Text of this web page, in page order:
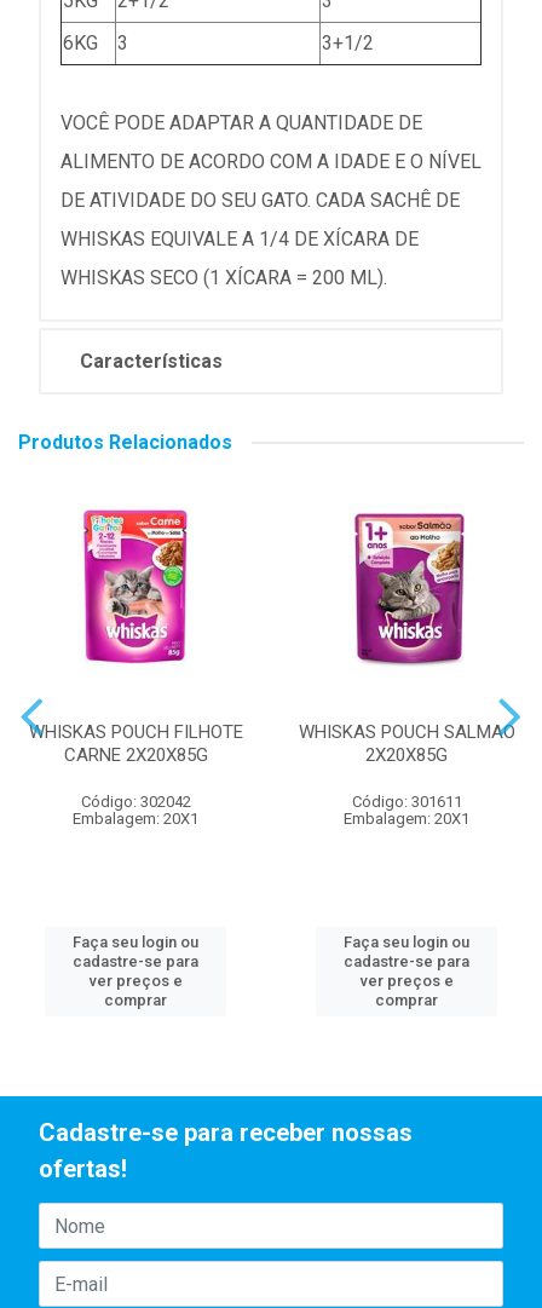
6KG
3 3+1/2
VOCÊ PODE ADAPTAR A QUANTIDADE DE
ALIMENTO DE ACORDO COM A IDADE E O NÍVEL
DE ATIVIDADE DO SEU GATO. CADA SACHÊ DE
WHISKAS EQUIVALE A 1/4 DE XÍCARA DE
WHISKAS SECO (1 XÍCARA = 200 ML).
Características
Produtos Relacionados
WHISKAS POUCH FILHOTE
CARNE 2X20X85G
Código: 302042
Embalagem: 20X1
Faça seu login ou
cadastre-se para
ver preços e
comprar
WHISKAS POUCH SALMAO
2X20X85G
Código: 301611
Embalagem: 20X1
Faça seu login ou
cadastre-se para
ver preços e
comprar
Cadastre-se para receber nossas
ofertas!